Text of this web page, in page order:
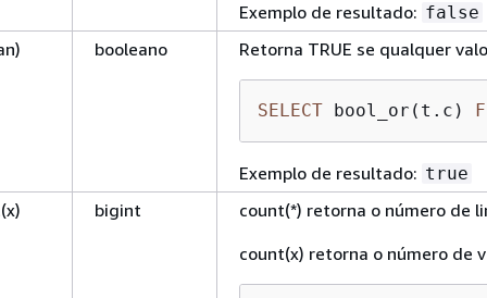
Exemplo de resultado: false
booleano Retorna TRUE se qualquer
SELECT bool_or(t.c)
Exemplo de resultado: true
bigint
count(*) retorna o número de
count(x) retorna o número de